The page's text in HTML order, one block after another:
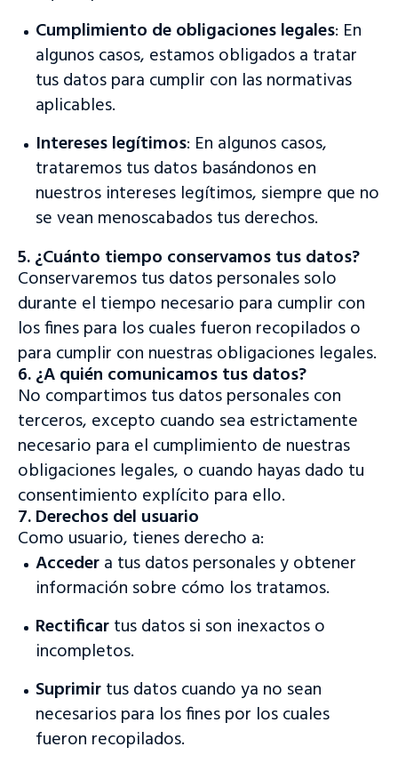
Cumplimiento de obligaciones legales: En
algunos casos, estamos obligados a tratar
tus datos para cumplir con las normativas
aplicables.
Intereses legítimos: En algunos casos,
trataremos tus datos basándonos en
nuestros intereses legítimos, siempre que no
se vean menoscabados tus derechos.
5. ¿Cuánto tiempo conservamos tus datos?
Conservaremos tus datos personales solo
durante el tiempo necesario para cumplir con
los fines para los cuales fueron recopilados o
para cumplir con nuestras obligaciones legales.
6. ¿A quién comunicamos tus datos?
No compartimos tus datos personales con
terceros, excepto cuando sea estrictamente
necesario para el cumplimiento de nuestras
obligaciones legales, o cuando hayas dado tu
consentimiento explícito para ello.
7. Derechos del usuario
Como usuario, tienes derecho a:
Accedera tus datos personales y obtener
información sobre cómo los tratamos.
Rectificartus datos si son inexactos o
incompletos.
Suprimirtus datos cuando ya no sean
necesarios para los fines por los cuales
fueron recopilados.